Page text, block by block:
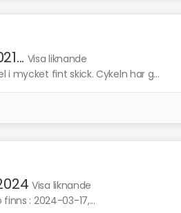
Visa liknande
i mycket fint skick. Cykeln har g...
Visa liknande
: 2024-03-17,...